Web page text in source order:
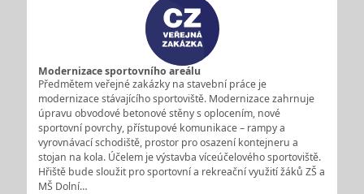
Modernizace sportovního areálu
Předmětem veřejné zakázky na stavební práce je
modernizace stávajícího sportoviště. Modernizace zahrnuje
úpravu obvodové betonové stěny s oplocením, nové
sportovní povrchy, přístupové komunikace – rampy a
vyrovnávací schodiště, prostor pro osazení kontejneru a
stojan na kola. Účelem je výstavba víceúčelového sportoviště.
Hřiště bude sloužit pro sportovní a rekreační využití žáků ZŠ a
MŠ Dolní…